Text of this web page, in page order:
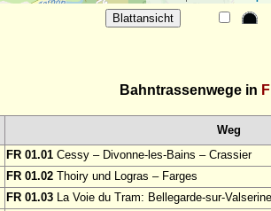
Bahntrassenwege in
Weg
FR 01.01 Cessy – Divonne-les-Bains – Crassier
FR 01.02 Thoiry und Logras – Farges
FR 01.03 La Voie du Tram: Bellegarde-sur-